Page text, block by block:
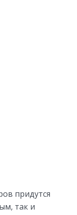
придутся
так и